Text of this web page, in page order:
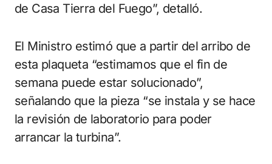
de Casa Tierra del Fuego”, detalló.
El Ministro estimó que a partir del arribo de
esta plaqueta “estimamos que el fin de
semana puede estar solucionado”,
señalando que la pieza “se instala y se hace
la revisión de laboratorio para poder
arrancar la turbina”.